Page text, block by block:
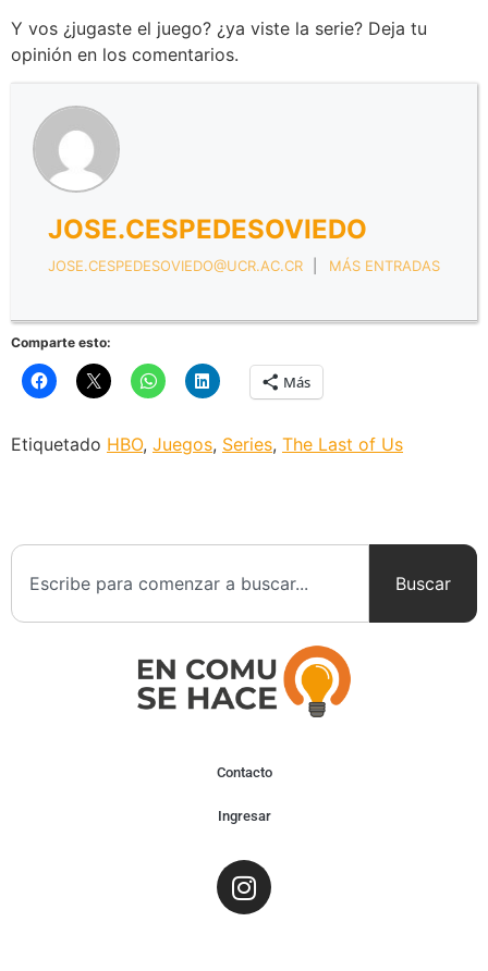
Y vos ¿jugaste el juego? ¿ya viste la serie? Deja tu
opinión en los comentarios.
JOSE.CESPEDESOVIEDO
JOSE.CESPEDESOVIEDO@UCR.AC.CR MÁS ENTRADAS
Comparte esto:
Más
Etiquetado HBO, Juegos, Series, The Last of Us
Buscar
Contacto
Ingresar